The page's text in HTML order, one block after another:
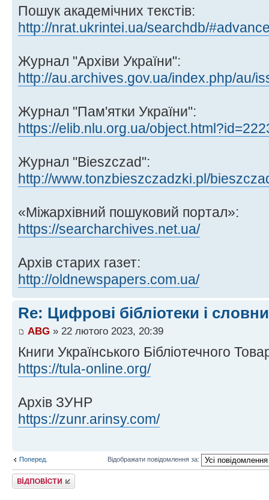
Пошук академічних текстів:
http://nrat.ukrintei.ua/searchdb/
Журнал "Архіви України":
http://au.archives.gov.ua/index.php/au/
Журнал "Пам'ятки України":
https://elib.nlu.org.ua/
Журнал "Bieszczad":
http://www.tonzbieszczadzki.pl/
«Міжархівний пошуковий портал»:
https://searcharchives.net.ua/
Архів старих газет:
http://oldnewspapers.com.ua/
Re: Цифрові бібліотеки і
ABG » 22 лютого 2023, 20:39
Книги Українського Бібліотечного
https://tula-online.org/
Архів ЗУНР
https://zunr.arinsy.com/
Поперед. Відображати повідомлення за:
Відповісти